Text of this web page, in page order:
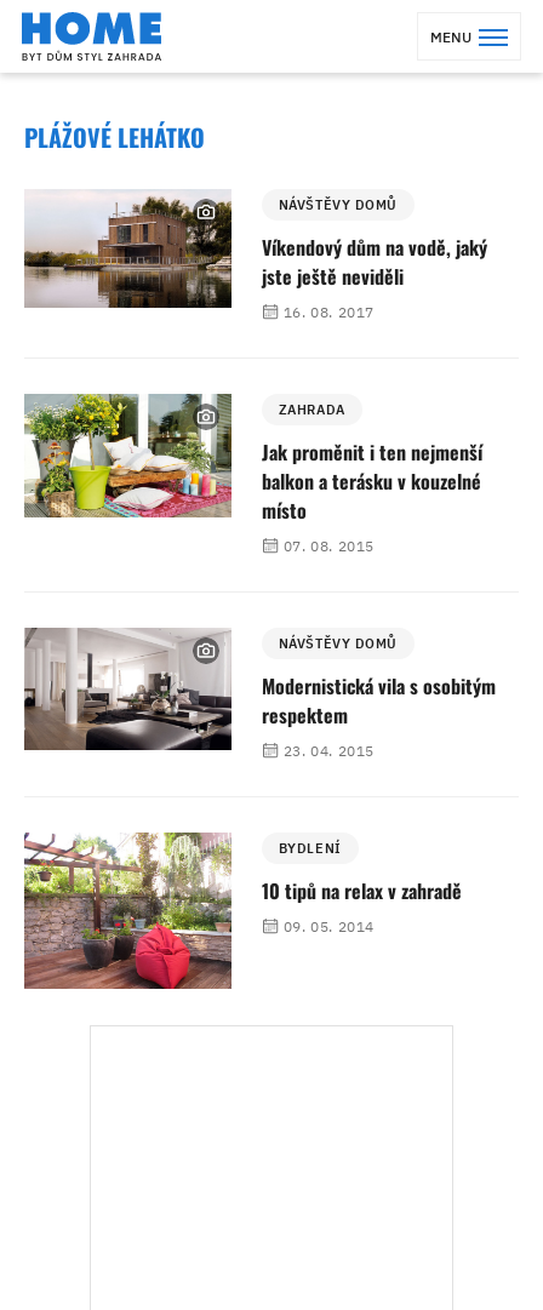
MENU
PLÁŽOVÉ LEHÁTKO
NÁVŠTĚVY DOMŮ
Víkendový dům na vodě, jaký
jste ještě neviděli
16. 08. 2017
ZAHRADA
Jak proměnit i ten nejmenší
balkon a terásku v kouzelné
místo
07. 08. 2015
NÁVŠTĚVY DOMŮ
Modernistická vila s osobitým
respektem
23. 04. 2015
BYDLENÍ
10 tipů na relax v zahradě
09. 05. 2014